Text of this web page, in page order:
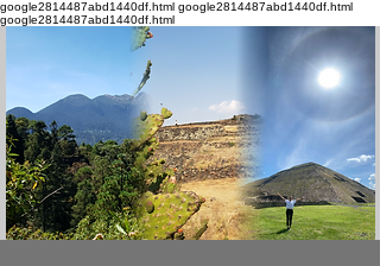
google2814487abd1440df.html google2814487abd1440df.html
google2814487abd1440df.html